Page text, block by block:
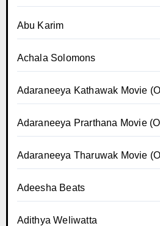
Abu Karim
Achala Solomons
Adaraneeya Kathawak Movie
Adaraneeya Prarthana Movie
Adaraneeya Tharuwak Movie
Adeesha Beats
Adithya Weliwatta